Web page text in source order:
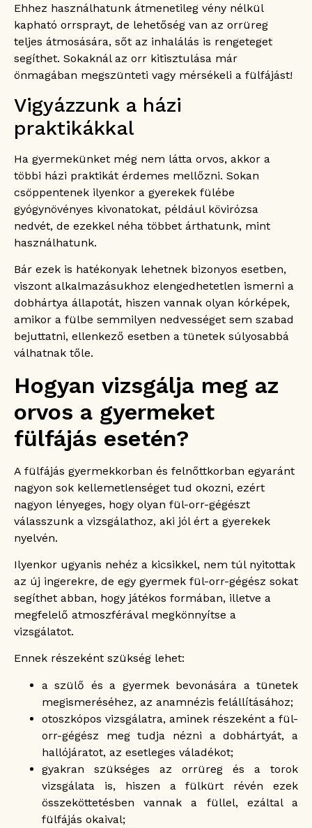
Ehhez használhatunk átmenetileg vény nélkül
kapható orrsprayt, de lehetőség van az orrüreg
teljes átmosására, sőt az inhalálás is rengeteget
segíthet. Sokaknál az orr kitisztulása már
önmagában megszünteti vagy mérsékeli a fülfájást!
Vigyázzunk a házi
praktikákkal
Ha gyermekünket még nem látta orvos, akkor a
többi házi praktikát érdemes mellőzni. Sokan
csöppentenek ilyenkor a gyerekek fülébe
gyógynövényes kivonatokat, például kövirózsa
nedvét, de ezekkel néha többet árthatunk, mint
használhatunk.
Bár ezek is hatékonyak lehetnek bizonyos esetben,
viszont alkalmazásukhoz elengedhetetlen ismerni a
dobhártya állapotát, hiszen vannak olyan kórképek,
amikor a fülbe semmilyen nedvességet sem szabad
bejuttatni, ellenkező esetben a tünetek súlyosabbá
válhatnak tőle.
Hogyan vizsgálja meg az
orvos a gyermeket
fülfájás esetén?
A fülfájás gyermekkorban és felnőttkorban egyaránt
nagyon sok kellemetlenséget tud okozni, ezért
nagyon lényeges, hogy olyan fül-orr-gégészt
válasszunk a vizsgálathoz, aki jól ért a gyerekek
nyelvén.
Ilyenkor ugyanis nehéz a kicsikkel, nem túl nyitottak
az új ingerekre, de egy gyermek fül-orr-gégész sokat
segíthet abban, hogy játékos formában, illetve a
megfelelő atmoszférával megkönnyítse a
vizsgálatot.
Ennek részeként szükség lehet:
a szülő és a gyermek bevonására a tünetek
megismeréséhez, az anamnézis felállításához;
otoszkópos vizsgálatra, aminek részeként a fül-
orr-gégész meg tudja nézni a dobhártyát, a
hallójáratot, az esetleges váladékot;
gyakran szükséges az orrüreg és a torok
vizsgálata is, hiszen a fülkürt révén ezek
összeköttetésben vannak a füllel, ezáltal a
fülfájás okaival;